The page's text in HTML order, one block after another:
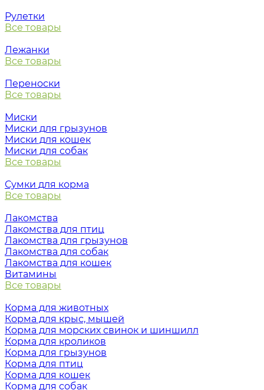
Рулетки
Все товары
Лежанки
Все товары
Переноски
Все товары
Миски
Миски для грызунов
Миски для кошек
Миски для собак
Все товары
Сумки для корма
Все товары
Лакомства
Лакомства для птиц
Лакомства для грызунов
Лакомства для собак
Лакомства для кошек
Витамины
Все товары
Корма для животных
Корма для крыс, мышей
Корма для морских свинок и шиншилл
Корма для кроликов
Корма для грызунов
Корма для птиц
Корма для кошек
Корма для собак